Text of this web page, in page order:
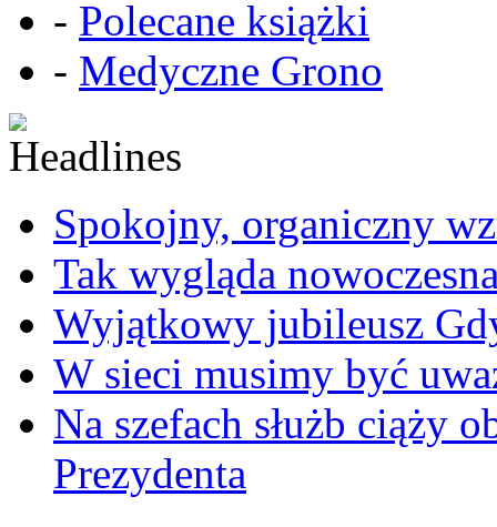
- Polecane książki
- Medyczne Grono
Spokojny, organiczny
Tak wygląda
Wyjątkowy jubileusz
W sieci musimy być
Na szefach służb ciąży
Prezydenta